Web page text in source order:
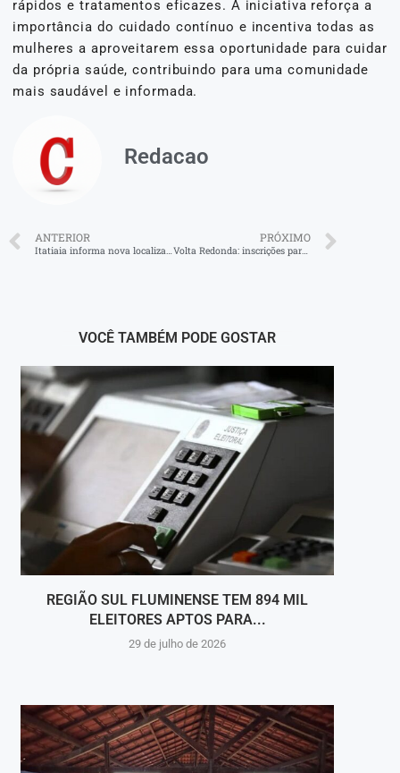
rápidos e tratamentos eficazes. A iniciativa reforça a
importância do cuidado contínuo e incentiva todas as
mulheres a aproveitarem essa oportunidade para cuidar
da própria saúde, contribuindo para uma comunidade
mais saudável e informada.
Redacao
ANTERIOR
Itatiaia informa nova localização do CRAS
PRÓXIMO
Volta Redonda: inscrições para cursos gratuitos do Senai em parceria com a prefeitura vão até sexta-feira
VOCÊ TAMBÉM PODE GOSTAR
REGIÃO SUL FLUMINENSE TEM 894 MIL
ELEITORES APTOS PARA...
29 de julho de 2026